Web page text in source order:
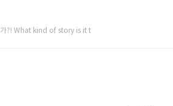
가?! What kind of story is it t